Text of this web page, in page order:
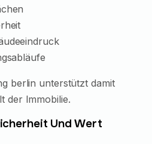
berlin unterstützt damit
der Immobilie.
Und Wert